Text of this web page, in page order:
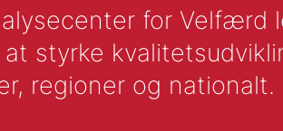
for Velfærd
styrke
regioner og nationalt.